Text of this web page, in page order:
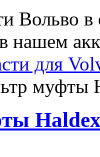
Вольво
нашем
для
муфты
Haldex